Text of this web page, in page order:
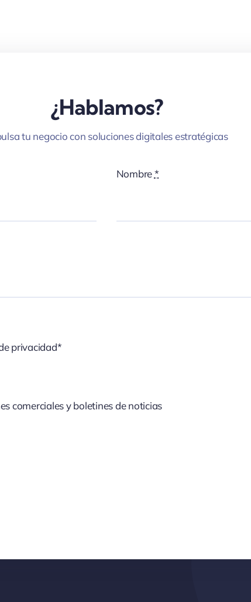
¿Hablamos?
tu negocio con soluciones digitales estratégicas
Nombre*
privacidad*
comerciales y boletines de noticias